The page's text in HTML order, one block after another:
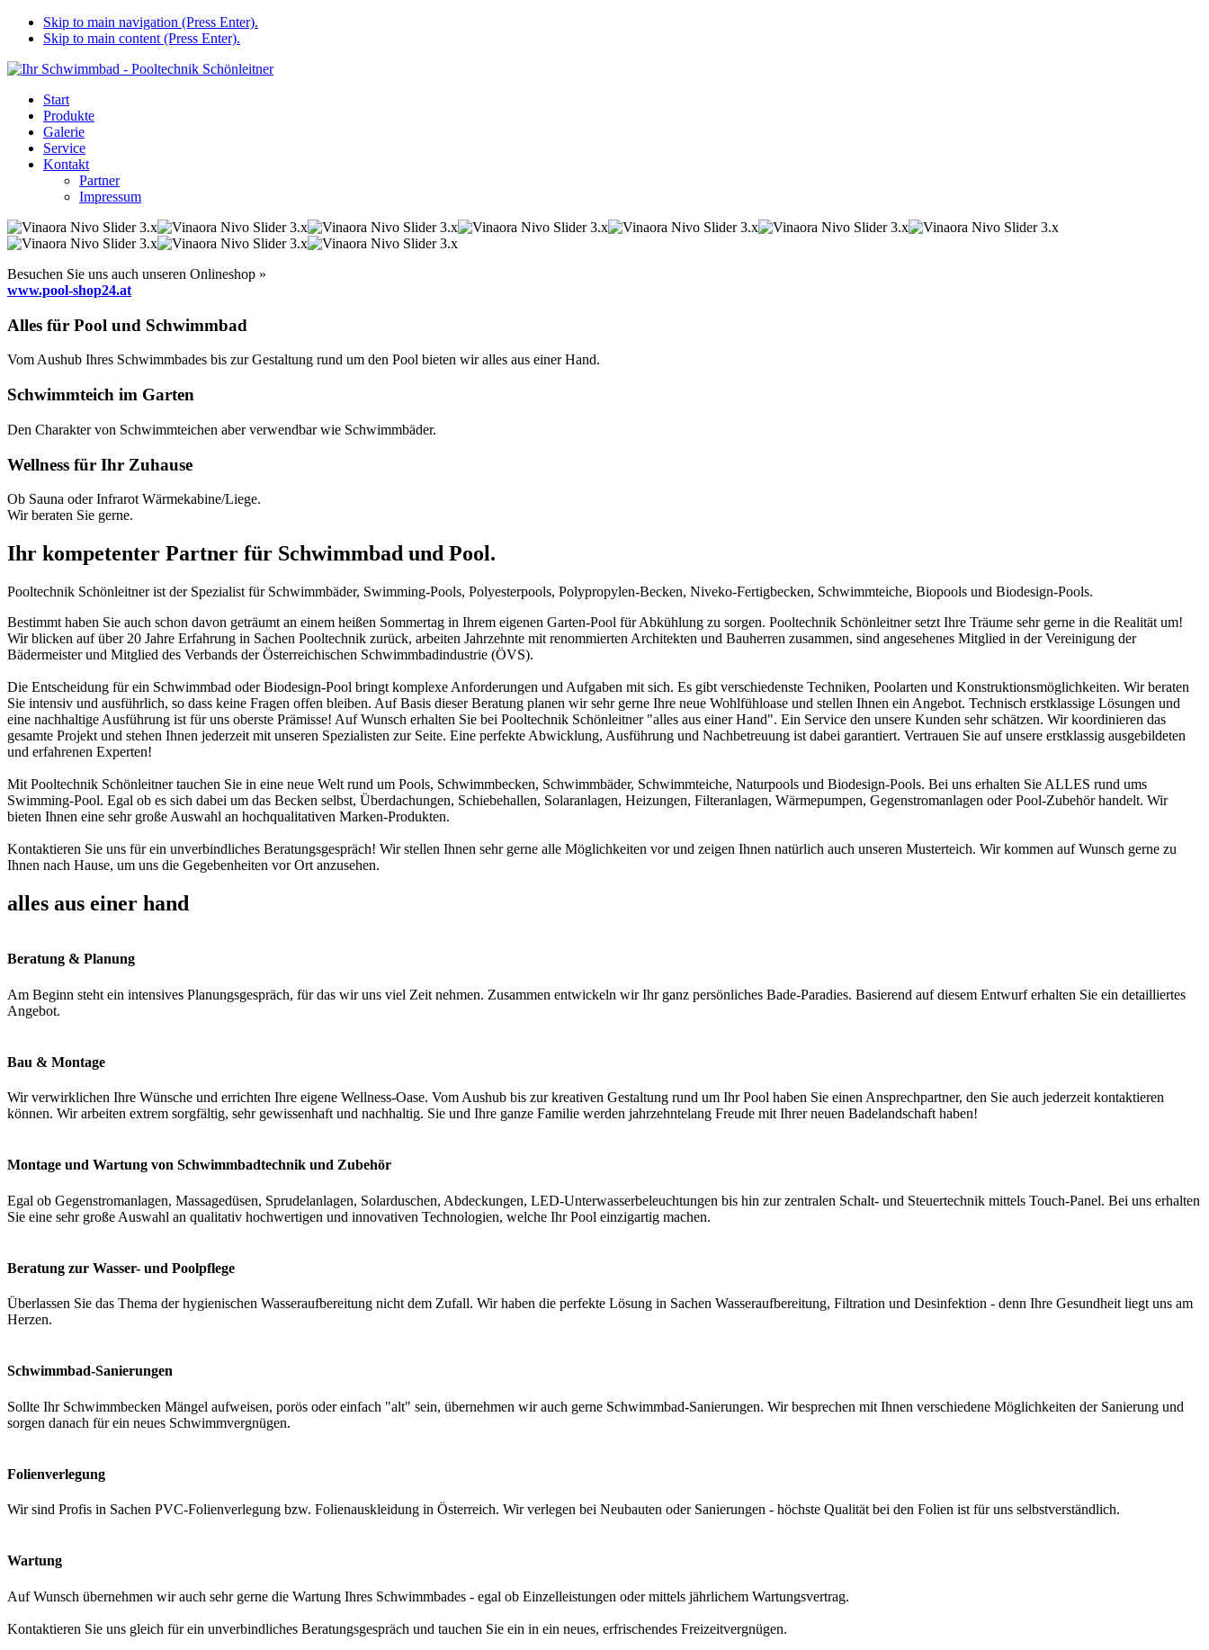
Skip to main navigation (Press Enter).
Skip to main content (Press Enter).
Start
Produkte
Galerie
Service
Kontakt
Partner
Impressum
Besuchen Sie uns auch unseren Onlineshop »
www.pool-shop24.at
Alles für Pool und Schwimmbad
Vom Aushub Ihres Schwimmbades bis zur Gestaltung rund um den Pool bieten wir alles aus einer Hand.
Schwimmteich im Garten
Den Charakter von Schwimmteichen aber verwendbar wie Schwimmbäder.
Wellness für Ihr Zuhause
Ob Sauna oder Infrarot Wärmekabine/Liege.
Wir beraten Sie gerne.
Ihr kompetenter Partner für Schwimmbad und Pool.
Pooltechnik Schönleitner ist der Spezialist für Schwimmbäder, Swimming-Pools, Polyesterpools, Polypropylen-Becken, Niveko-Fertigbecken, Schwimmteiche, Biopools und Biodesign-Pools.
Bestimmt haben Sie auch schon davon geträumt an einem heißen Sommertag in Ihrem eigenen Garten-Pool für Abkühlung zu sorgen. Pooltechnik Schönleitner setzt Ihre Träume sehr gerne in die Realität um!
Wir blicken auf über 20 Jahre Erfahrung in Sachen Pooltechnik zurück, arbeiten Jahrzehnte mit renommierten Architekten und Bauherren zusammen, sind angesehenes Mitglied in der Vereinigung der
Bädermeister und Mitglied des Verbands der Österreichischen Schwimmbadindustrie (ÖVS).
Die Entscheidung für ein Schwimmbad oder Biodesign-Pool bringt komplexe Anforderungen und Aufgaben mit sich. Es gibt verschiedenste Techniken, Poolarten und Konstruktionsmöglichkeiten. Wir beraten
Sie intensiv und ausführlich, so dass keine Fragen offen bleiben. Auf Basis dieser Beratung planen wir sehr gerne Ihre neue Wohlfühloase und stellen Ihnen ein Angebot. Technisch erstklassige Lösungen und
eine nachhaltige Ausführung ist für uns oberste Prämisse! Auf Wunsch erhalten Sie bei Pooltechnik Schönleitner "alles aus einer Hand". Ein Service den unsere Kunden sehr schätzen. Wir koordinieren das
gesamte Projekt und stehen Ihnen jederzeit mit unseren Spezialisten zur Seite. Eine perfekte Abwicklung, Ausführung und Nachbetreuung ist dabei garantiert. Vertrauen Sie auf unsere erstklassig ausgebildeten
und erfahrenen Experten!
Mit Pooltechnik Schönleitner tauchen Sie in eine neue Welt rund um Pools, Schwimmbecken, Schwimmbäder, Schwimmteiche, Naturpools und Biodesign-Pools. Bei uns erhalten Sie ALLES rund ums
Swimming-Pool. Egal ob es sich dabei um das Becken selbst, Überdachungen, Schiebehallen, Solaranlagen, Heizungen, Filteranlagen, Wärmepumpen, Gegenstromanlagen oder Pool-Zubehör handelt. Wir
bieten Ihnen eine sehr große Auswahl an hochqualitativen Marken-Produkten.
Kontaktieren Sie uns für ein unverbindliches Beratungsgespräch! Wir stellen Ihnen sehr gerne alle Möglichkeiten vor und zeigen Ihnen natürlich auch unseren Musterteich. Wir kommen auf Wunsch gerne zu
Ihnen nach Hause, um uns die Gegebenheiten vor Ort anzusehen.
alles aus einer hand
Beratung & Planung
Am Beginn steht ein intensives Planungsgespräch, für das wir uns viel Zeit nehmen. Zusammen entwickeln wir Ihr ganz persönliches Bade-Paradies. Basierend auf diesem Entwurf erhalten Sie ein detailliertes
Angebot.
Bau & Montage
Wir verwirklichen Ihre Wünsche und errichten Ihre eigene Wellness-Oase. Vom Aushub bis zur kreativen Gestaltung rund um Ihr Pool haben Sie einen Ansprechpartner, den Sie auch jederzeit kontaktieren
können. Wir arbeiten extrem sorgfältig, sehr gewissenhaft und nachhaltig. Sie und Ihre ganze Familie werden jahrzehntelang Freude mit Ihrer neuen Badelandschaft haben!
Montage und Wartung von Schwimmbadtechnik und Zubehör
Egal ob Gegenstromanlagen, Massagedüsen, Sprudelanlagen, Solarduschen, Abdeckungen, LED-Unterwasserbeleuchtungen bis hin zur zentralen Schalt- und Steuertechnik mittels Touch-Panel. Bei uns erhalten
Sie eine sehr große Auswahl an qualitativ hochwertigen und innovativen Technologien, welche Ihr Pool einzigartig machen.
Beratung zur Wasser- und Poolpflege
Überlassen Sie das Thema der hygienischen Wasseraufbereitung nicht dem Zufall. Wir haben die perfekte Lösung in Sachen Wasseraufbereitung, Filtration und Desinfektion - denn Ihre Gesundheit liegt uns am
Herzen.
Schwimmbad-Sanierungen
Sollte Ihr Schwimmbecken Mängel aufweisen, porös oder einfach "alt" sein, übernehmen wir auch gerne Schwimmbad-Sanierungen. Wir besprechen mit Ihnen verschiedene Möglichkeiten der Sanierung und
sorgen danach für ein neues Schwimmvergnügen.
Folienverlegung
Wir sind Profis in Sachen PVC-Folienverlegung bzw. Folienauskleidung in Österreich. Wir verlegen bei Neubauten oder Sanierungen - höchste Qualität bei den Folien ist für uns selbstverständlich.
Wartung
Auf Wunsch übernehmen wir auch sehr gerne die Wartung Ihres Schwimmbades - egal ob Einzelleistungen oder mittels jährlichem Wartungsvertrag.
Kontaktieren Sie uns gleich für ein unverbindliches Beratungsgespräch und tauchen Sie ein in ein neues, erfrischendes Freizeitvergnügen.